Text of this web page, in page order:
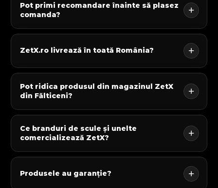
Pot primi recomandare înainte să plasez
comanda?
ZetX.ro livrează în toată România?
Pot ridica produsul din magazinul ZetX
din Fălticeni?
Ce branduri de scule și unelte
comercializează ZetX?
Produsele au garanție?